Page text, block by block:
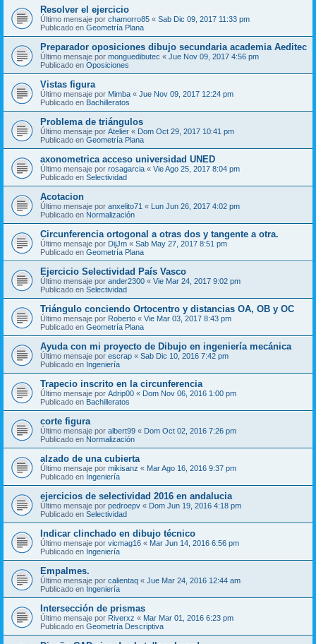
Resolver el ejercicio
Último mensaje por chamorro85 « Sab Dic 09, 2017 11:33 pm
Publicado en Geometría Plana
Preparador oposiciones dibujo secundaria academia Aeditec
Último mensaje por monguedibutec « Jue Nov 09, 2017 4:56 pm
Publicado en Oposiciones
Vistas figura
Último mensaje por Mimba « Jue Nov 09, 2017 12:24 pm
Publicado en Bachilleratos
Problema de triángulos
Último mensaje por Atelier « Dom Oct 29, 2017 10:41 pm
Publicado en Geometría Plana
axonometrica acceso universidad UNED
Último mensaje por rosagarcia « Vie Ago 25, 2017 8:04 pm
Publicado en Selectividad
Acotacion
Último mensaje por anxelito71 « Lun Jun 26, 2017 4:02 pm
Publicado en Normalización
Circunferencia ortogonal a otras dos y tangente a otra.
Último mensaje por DijJm « Sab May 27, 2017 8:51 pm
Publicado en Geometría Plana
Ejercicio Selectividad País Vasco
Último mensaje por ander2300 « Vie Mar 24, 2017 9:02 pm
Publicado en Selectividad
Triángulo conciendo Ortocentro y distancias OA, OB y OC
Último mensaje por Roberto « Vie Mar 03, 2017 8:43 pm
Publicado en Geometría Plana
Ayuda con mi proyecto de Dibujo en ingeniería mecánica
Último mensaje por escrap « Sab Dic 10, 2016 7:42 pm
Publicado en Ingeniería
Trapecio inscrito en la circunferencia
Último mensaje por Adrip00 « Dom Nov 06, 2016 1:00 pm
Publicado en Bachilleratos
corte figura
Último mensaje por albert99 « Dom Oct 02, 2016 7:26 pm
Publicado en Normalización
alzado de una cubierta
Último mensaje por mikisanz « Mar Ago 16, 2016 9:37 pm
Publicado en Ingeniería
ejercicios de selectividad 2016 en andalucia
Último mensaje por pedroepv « Dom Jun 19, 2016 4:18 pm
Publicado en Selectividad
Indicar clinchado en dibujo técnico
Último mensaje por vicmag16 « Mar Jun 14, 2016 6:56 pm
Publicado en Ingeniería
Empalmes.
Último mensaje por calientaq « Jue Mar 24, 2016 12:44 am
Publicado en Ingeniería
Intersección de prismas
Último mensaje por Riverxz « Mar Mar 01, 2016 6:23 pm
Publicado en Geometría Descriptiva